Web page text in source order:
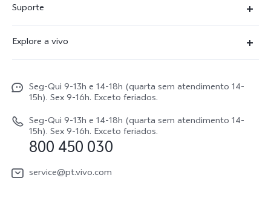
X300Pro
V70
V70 FE
Watch GT 2
Suporte
Atualização do sistema
Manual do utilizador
Atualizar registo
Política de garantia
Explore a vivo
Carreiras ao vivo
Avisos legais
Sobre nós
Seg-Qui 9-13h e 14-18h (quarta sem atendimento 14-
15h). Sex 9-16h. Exceto feriados.
Seg-Qui 9-13h e 14-18h (quarta sem atendimento 14-
15h). Sex 9-16h. Exceto feriados.
800 450 030
service@pt.vivo.com